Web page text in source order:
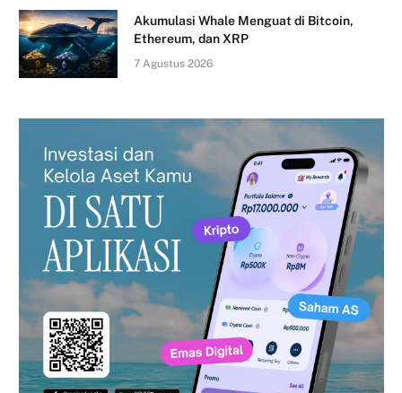
Akumulasi Whale Menguat di Bitcoin,
Ethereum, dan XRP
7 Agustus 2026